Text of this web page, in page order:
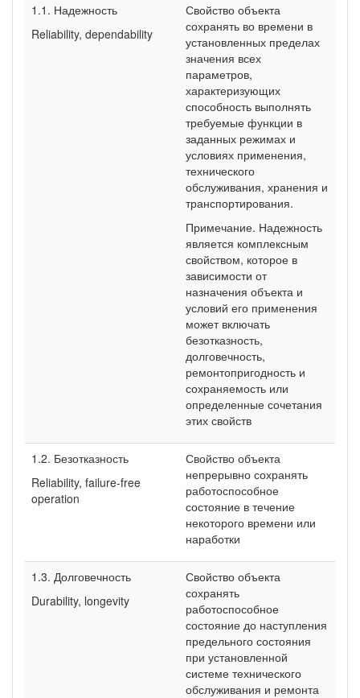
1.1. Надежность
Reliability, dependability
Свойство объекта
сохранять во времени в
установленных пределах
значения всех
параметров,
характеризующих
способность выполнять
требуемые функции в
заданных режимах и
условиях применения,
технического
обслуживания, хранения и
транспортирования.
Примечание. Надежность
является комплексным
свойством, которое в
зависимости от
назначения объекта и
условий его применения
может включать
безотказность,
долговечность,
ремонтопригодность и
сохраняемость или
определенные сочетания
этих свойств
1.2. Безотказность
Reliability, failure-free
operation
Свойство объекта
непрерывно сохранять
работоспособное
состояние в течение
некоторого времени или
наработки
1.3. Долговечность
Durability, longevity
Свойство объекта
сохранять
работоспособное
состояние до наступления
предельного состояния
при установленной
системе технического
обслуживания и ремонта